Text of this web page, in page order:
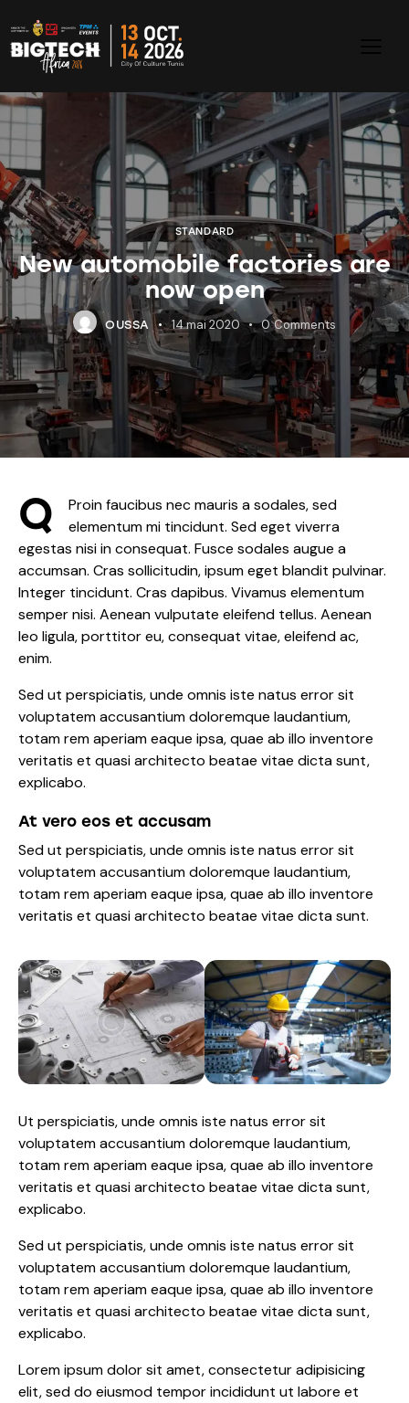
STANDARD
New automobile factories are
now open
OUSSA 14 mai 2020 0 Comments
Q
Proin faucibus nec mauris a sodales, sed
elementum mi tincidunt. Sed eget viverra
egestas nisi in consequat. Fusce sodales augue a
accumsan. Cras sollicitudin, ipsum eget blandit pulvinar.
Integer tincidunt. Cras dapibus. Vivamus elementum
semper nisi. Aenean vulputate eleifend tellus. Aenean
leo ligula, porttitor eu, consequat vitae, eleifend ac,
enim.
Sed ut perspiciatis, unde omnis iste natus error sit
voluptatem accusantium doloremque laudantium,
totam rem aperiam eaque ipsa, quae ab illo inventore
veritatis et quasi architecto beatae vitae dicta sunt,
explicabo.
At vero eos et accusam
Sed ut perspiciatis, unde omnis iste natus error sit
voluptatem accusantium doloremque laudantium,
totam rem aperiam eaque ipsa, quae ab illo inventore
veritatis et quasi architecto beatae vitae dicta sunt.
Ut perspiciatis, unde omnis iste natus error sit
voluptatem accusantium doloremque laudantium,
totam rem aperiam eaque ipsa, quae ab illo inventore
veritatis et quasi architecto beatae vitae dicta sunt,
explicabo.
Sed ut perspiciatis, unde omnis iste natus error sit
voluptatem accusantium doloremque laudantium,
totam rem aperiam eaque ipsa, quae ab illo inventore
veritatis et quasi architecto beatae vitae dicta sunt,
explicabo.
Lorem ipsum dolor sit amet, consectetur adipisicing
elit, sed do eiusmod tempor incididunt ut labore et